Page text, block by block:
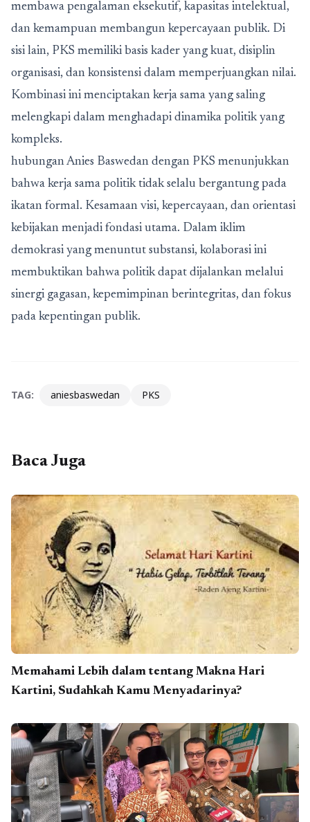
membawa pengalaman eksekutif, kapasitas intelektual,
dan kemampuan membangun kepercayaan publik. Di
sisi lain, PKS memiliki basis kader yang kuat, disiplin
organisasi, dan konsistensi dalam memperjuangkan nilai.
Kombinasi ini menciptakan kerja sama yang saling
melengkapi dalam menghadapi dinamika politik yang
kompleks.
hubungan Anies Baswedan dengan PKS menunjukkan
bahwa kerja sama politik tidak selalu bergantung pada
ikatan formal. Kesamaan visi, kepercayaan, dan orientasi
kebijakan menjadi fondasi utama. Dalam iklim
demokrasi yang menuntut substansi, kolaborasi ini
membuktikan bahwa politik dapat dijalankan melalui
sinergi gagasan, kepemimpinan berintegritas, dan fokus
pada kepentingan publik.
TAG: aniesbaswedan PKS
Baca Juga
Memahami Lebih dalam tentang Makna Hari
Kartini, Sudahkah Kamu Menyadarinya?